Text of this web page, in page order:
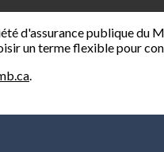
d'assurance publique du
un terme flexible pour
.